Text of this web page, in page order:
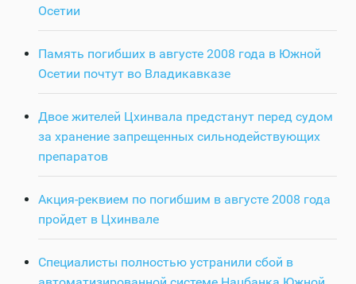
Осетии
Память погибших в августе 2008 года в Южной
Осетии почтут во Владикавказе
Двое жителей Цхинвала предстанут перед судом
за хранение запрещенных сильнодействующих
препаратов
Акция-реквием по погибшим в августе 2008 года
пройдет в Цхинвале
Специалисты полностью устранили сбой в